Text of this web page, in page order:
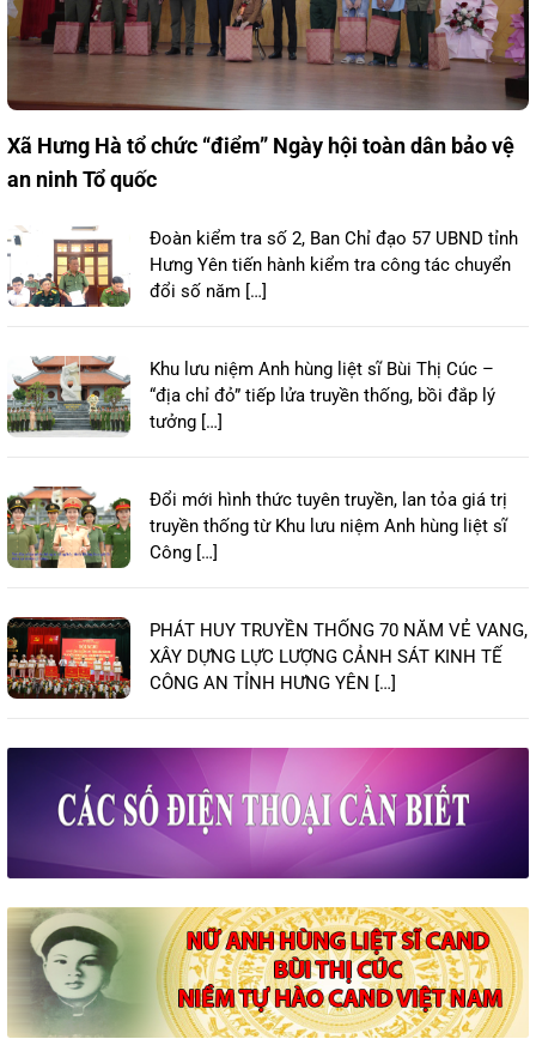
Xã Hưng Hà tổ chức “điểm” Ngày hội toàn dân bảo vệ
an ninh Tổ quốc
Đoàn kiểm tra số 2, Ban Chỉ đạo 57 UBND tỉnh
Hưng Yên tiến hành kiểm tra công tác chuyển
đổi số năm […]
Khu lưu niệm Anh hùng liệt sĩ Bùi Thị Cúc –
“địa chỉ đỏ” tiếp lửa truyền thống, bồi đắp lý
tưởng […]
Đổi mới hình thức tuyên truyền, lan tỏa giá trị
truyền thống từ Khu lưu niệm Anh hùng liệt sĩ
Công […]
PHÁT HUY TRUYỀN THỐNG 70 NĂM VẺ VANG,
XÂY DỰNG LỰC LƯỢNG CẢNH SÁT KINH TẾ
CÔNG AN TỈNH HƯNG YÊN […]